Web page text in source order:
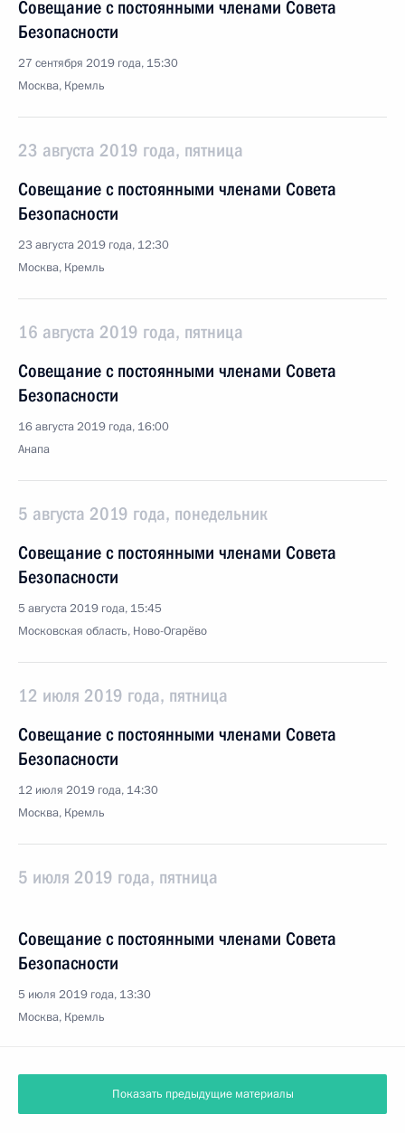
Совещание с постоянными членами Совета
Безопасности
27 сентября 2019 года, 15:30
Москва, Кремль
23 августа 2019 года, пятница
Совещание с постоянными членами Совета
Безопасности
23 августа 2019 года, 12:30
Москва, Кремль
16 августа 2019 года, пятница
Совещание с постоянными членами Совета
Безопасности
16 августа 2019 года, 16:00
Анапа
5 августа 2019 года, понедельник
Совещание с постоянными членами Совета
Безопасности
5 августа 2019 года, 15:45
Московская область, Ново-Огарёво
12 июля 2019 года, пятница
Совещание с постоянными членами Совета
Безопасности
12 июля 2019 года, 14:30
Москва, Кремль
5 июля 2019 года, пятница
Совещание с постоянными членами Совета
Безопасности
5 июля 2019 года, 13:30
Москва, Кремль
Показать предыдущие материалы